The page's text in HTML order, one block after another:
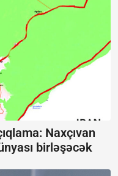
Naxçıvan
birləşəcək